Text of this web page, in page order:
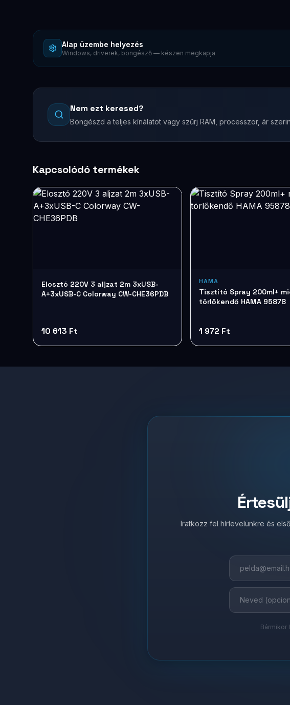
Alap üzembe helyezés
Windows, driverek, böngésző — készen megkapja
Nem ezt keresed?
Böngészd a teljes kínálatot vagy szűrj RAM, processzor, ár
Kapcsolódó termékek
Elosztó 220V 3 aljzat 2m 3xUSB-
A+3xUSB-C Colorway CW-CHE36PDB
10 613 Ft
HAMA
Tisztító Spray 200ml+
törlőkendő HAMA 95878
1 972 Ft
Iratkozz fel hírlevelünkre és
Bármikor